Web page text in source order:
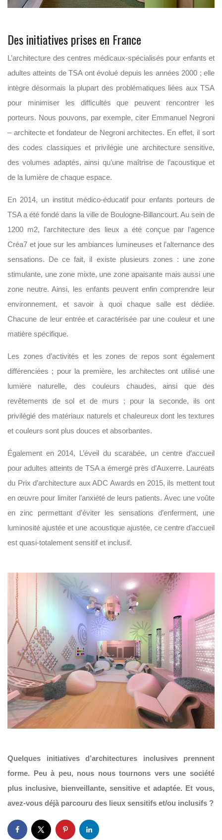
Des initiatives prises en France
L’architecture des centres médicaux-spécialisés pour enfants et
adultes atteints de TSA ont évolué depuis les années 2000 ; elle
intègre désormais la plupart des problématiques liées aux TSA
pour minimiser les difficultés que peuvent rencontrer les
porteurs. Nous pouvons, par exemple, citer Emmanuel Negroni
– architecte et fondateur de Negroni architectes. En effet, il sort
des codes classiques et privilégie une architecture sensitive,
des volumes adaptés, ainsi qu’une maîtrise de l’acoustique et
de la lumière de chaque espace.
En 2014, un institut médico-éducatif pour enfants porteurs de
TSA a été fondé dans la ville de Boulogne-Billancourt. Au sein de
1200 m2, l’architecture des lieux a été conçue par l’agence
Créa7 et joue sur les ambiances lumineuses et l’alternance des
sensations. De ce fait, il existe plusieurs zones : une zone
stimulante, une zone mixte, une zone apaisante mais aussi une
zone neutre. Ainsi, les enfants peuvent enfin comprendre leur
environnement, et savoir à quoi chaque salle est dédiée.
Chacune de leur entrée et caractérisée par une couleur et une
matière spécifique.
Les zones d’activités et les zones de repos sont également
différenciées ; pour la première, les architectes ont utilisé une
lumière naturelle, des couleurs chaudes, ainsi que des
revêtements de sol et de murs ; pour la seconde, ils ont
privilégié des matériaux naturels et chaleureux dont les textures
et couleurs sont plus douces et absorbantes.
Également en 2014, L’éveil du scarabée, un centre d’accueil
pour adultes atteints de TSA a émergé près d’Auxerre. Lauréats
du Prix d’architecture aux ADC Awards en 2015, ils mettent tout
en œuvre pour limiter l’anxiété de leurs patients. Avec une voûte
en zinc permettant d’éviter les sensations d’enferment, une
luminosité ajustée et une acoustique ajustée, ce centre d’accueil
est quasi-totalement sensitif et inclusif.
Quelques initiatives d’architectures inclusives prennent
forme. Peu à peu, nous nous tournons vers une société
plus inclusive, bienveillante, sensitive et adaptée. Et vous,
avez-vous déjà parcouru des lieux sensitifs et/ou inclusifs ?